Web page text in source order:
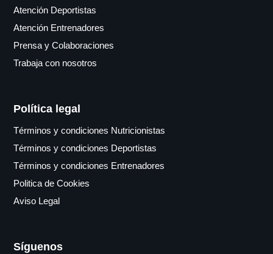
Atención Deportistas
Atención Entrenadores
Prensa y Colaboraciones
Trabaja con nosotros
Política legal
Términos y condiciones Nutricionistas
Términos y condiciones Deportistas
Términos y condiciones Entrenadores
Politica de Cookies
Aviso Legal
Síguenos